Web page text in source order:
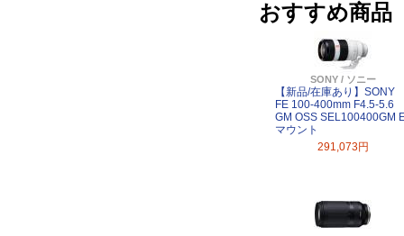
おすすめ商品
SONY / ソニー
【新品/在庫あり】SONY
FE 100-400mm F4.5-5.6
GM OSS SEL100400GM
マウント
291,073円